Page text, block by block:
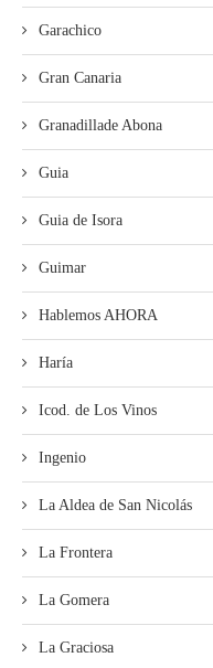
Garachico
Gran Canaria
Granadillade Abona
Guia
Guia de Isora
Guimar
Hablemos AHORA
Haría
Icod. de Los Vinos
Ingenio
La Aldea de San Nicolás
La Frontera
La Gomera
La Graciosa